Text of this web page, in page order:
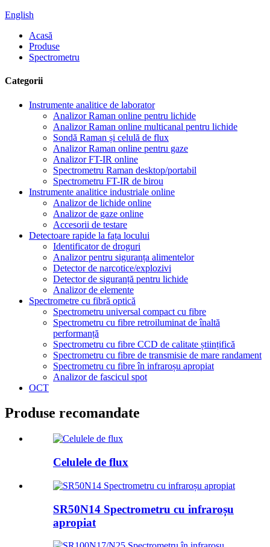
English
Acasă
Produse
Spectrometru
Categorii
Instrumente analitice de laborator
Analizor Raman online pentru lichide
Analizor Raman online multicanal pentru lichide
Sondă Raman și celulă de flux
Analizor Raman online pentru gaze
Analizor FT-IR online
Spectrometru Raman desktop/portabil
Spectrometru FT-IR de birou
Instrumente analitice industriale online
Analizor de lichide online
Analizor de gaze online
Accesorii de testare
Detectoare rapide la fața locului
Identificator de droguri
Analizor pentru siguranța alimentelor
Detector de narcotice/explozivi
Detector de siguranță pentru lichide
Analizor de elemente
Spectrometre cu fibră optică
Spectrometru universal compact cu fibre
Spectrometru cu fibre retroiluminat de înaltă
performanță
Spectrometru cu fibre CCD de calitate științifică
Spectrometru cu fibre de transmisie de mare randament
Spectrometru cu fibre în infraroșu apropiat
Analizor de fascicul spot
OCT
Produse recomandate
Celulele de flux
SR50N14 Spectrometru cu infraroșu
apropiat